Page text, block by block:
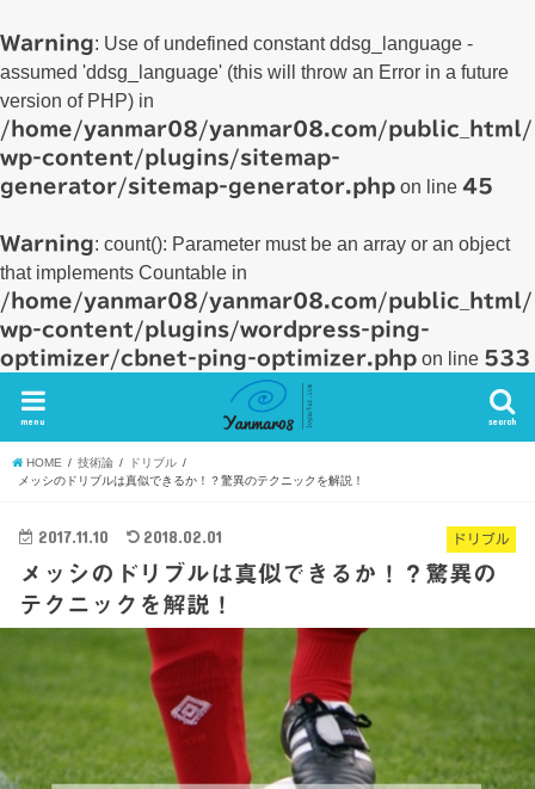
Warning: Use of undefined constant ddsg_language -
assumed 'ddsg_language' (this will throw an Error in a future
version of PHP) in
/home/yanmar08/yanmar08.com/public_html/
wp-content/plugins/sitemap-
generator/sitemap-generator.php on line 45
Warning: count(): Parameter must be an array or an object
that implements Countable in
/home/yanmar08/yanmar08.com/public_html/
wp-content/plugins/wordpress-ping-
optimizer/cbnet-ping-optimizer.php on line 533
search
menu
HOME 技術論
ドリブル
メッシのドリブルは真似できるか！？驚異のテクニックを解説！
ドリブル
2017.11.10 2018.02.01
メッシのドリブルは真似できるか！？驚異の
テクニックを解説！